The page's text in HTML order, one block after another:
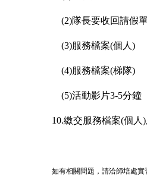
(2)隊長要收回請假
(3)服務檔案(個人)
(4)服務檔案(梯隊)
(5)活動影片3-5分鐘
10.繳交服務檔案(個
如有相關問題，請洽師培處